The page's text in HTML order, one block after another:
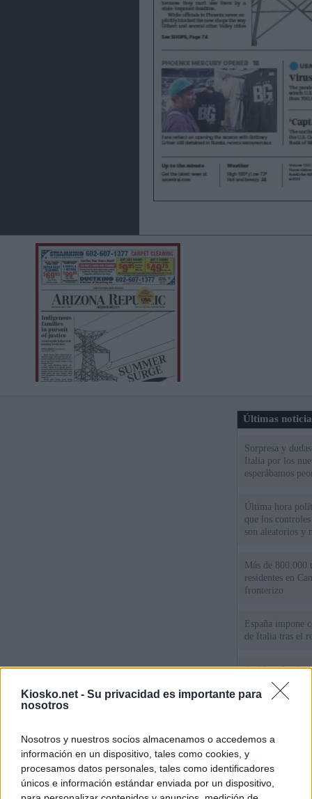
Kiosko.net - Su privacidad es importante para
nosotros
Nosotros y nuestros socios almacenamos o accedemos a
información en un dispositivo, tales como cookies, y
procesamos datos personales, tales como identificadores
únicos e información estándar enviada por un dispositivo,
Últimas
Sorpresa y
Italia por los
esperábamos
Última hora
que los
son aleatorios y
Más de 800.000
residentes en
fronterizo
España impone
de Italia tras el
Qué hay detrás
España por la
algo"
© Kiosko.net Aviso Legal Privacidad y Cookies